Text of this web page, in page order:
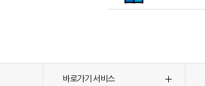
바로가기 서비스